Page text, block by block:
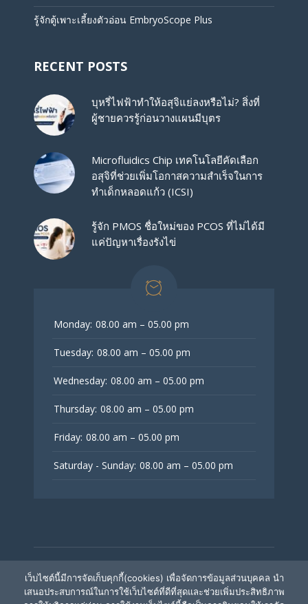
รู้จักตู้เพาะเลี้ยงตัวอ่อน EmbryoScope Plus
RECENT POSTS
บุหรี่ไฟฟ้าทำให้อสุจิแย่ลงหรือไม่? สิ่งที่
ผู้ชายควรรู้ก่อนวางแผนมีบุตร
Microfluidics Chip เทคโนโลยีคัดเลือก
อสุจิที่ช่วยเพิ่มโอกาสความสำเร็จในการ
ทำเด็กหลอดแก้ว (ICSI)
รู้จัก PMOS ชื่อใหม่ของ PCOS ที่ไม่ได้มี
แค่ปัญหาเรื่องรังไข่
Monday: 08.00 am – 05.00 pm
Tuesday: 08.00 am – 05.00 pm
Wednesday: 08.00 am – 05.00 pm
Thursday: 08.00 am – 05.00 pm
Friday: 08.00 am – 05.00 pm
Saturday - Sunday: 08.00 am – 05.00 pm
© V Fertility Thailand
เว็บไซต์นี้มีการจัดเก็บคุกกี้(cookies) เพื่อจัดการข้อมูลส่วนบุคคล นำ
เสนอประสบการณ์ในการใช้เว็บไซต์ที่ดีที่สุดและช่วยเพิ่มประสิทธิภาพ